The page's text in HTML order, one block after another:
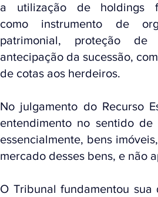
a utilização de holdings
como instrumento de
patrimonial, proteção
antecipação da sucessão,
de cotas aos herdeiros.
No julgamento do Recurso
entendimento no sentido
essencialmente, bens
mercado desses bens, e não
O Tribunal fundamentou